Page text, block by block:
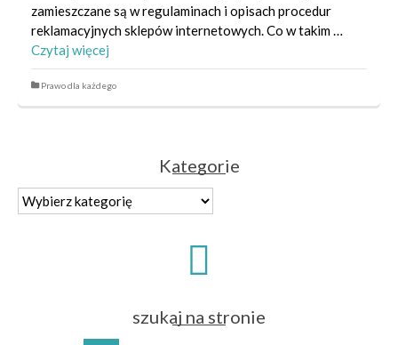
zamieszczane są w regulaminach i opisach procedur
reklamacyjnych sklepów internetowych. Co w takim …
Czytaj więcej
Prawo dla każdego
Kategorie
Kategorie
szukaj na stronie